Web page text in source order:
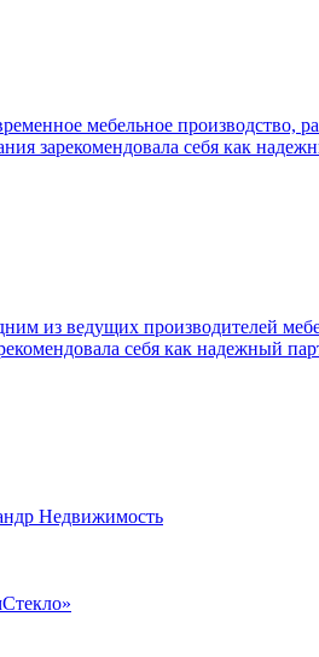
мебельное производство,
зарекомендовала себя как
из ведущих производителей
себя как надежный
Недвижимость